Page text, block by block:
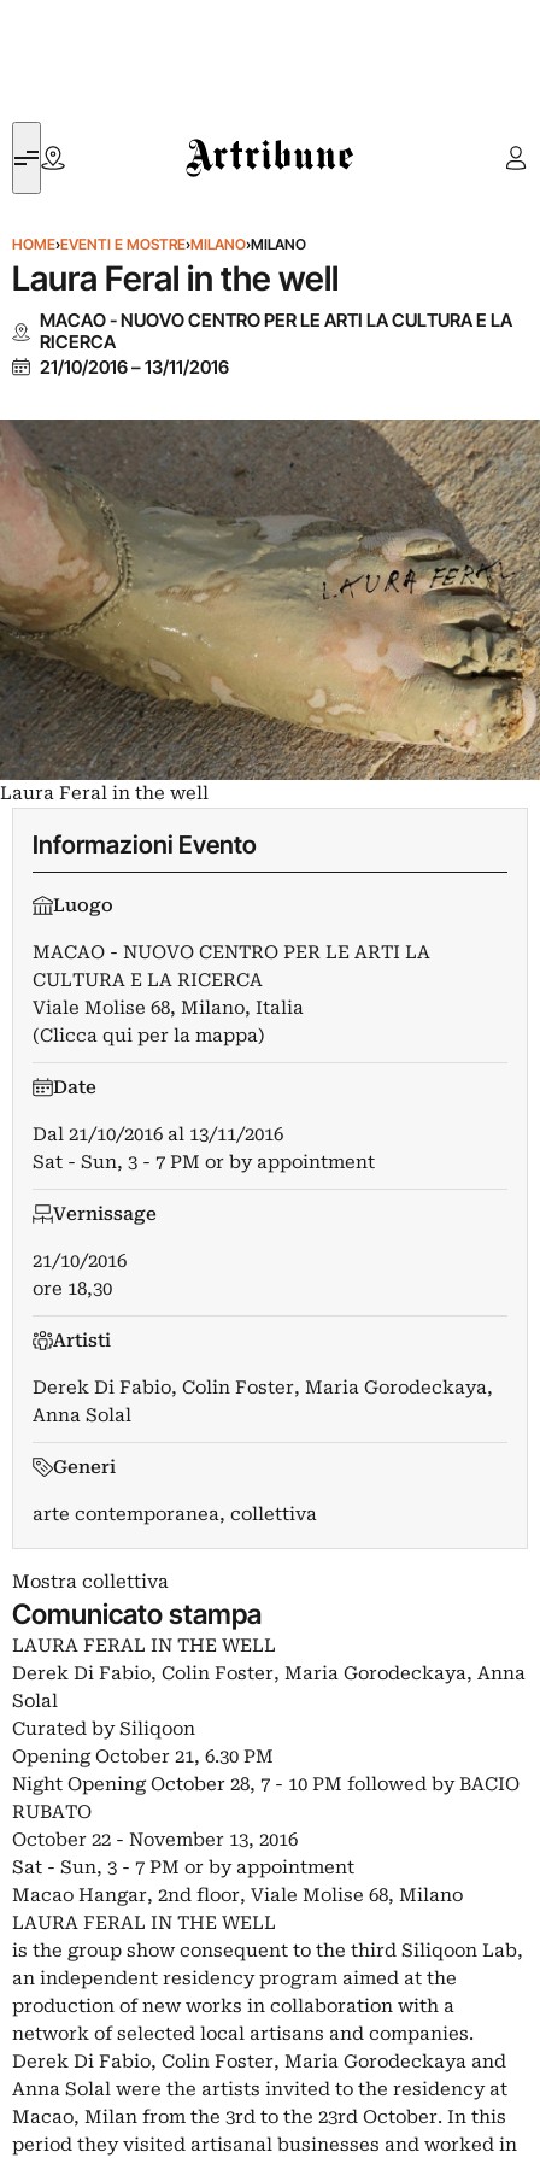
Artribune
HOME›EVENTI E MOSTRE›MILANO›MILANO
Laura Feral in the well
MACAO - NUOVO CENTRO PER LE ARTI LA CULTURA E LA
RICERCA
21/10/2016–13/11/2016
Laura Feral in the well
Informazioni Evento
Luogo
MACAO - NUOVO CENTRO PER LE ARTI LA
CULTURA E LA RICERCA
Viale Molise 68, Milano, Italia
(Clicca qui per la mappa)
Date
Dal 21/10/2016 al 13/11/2016
Sat - Sun, 3 - 7 PM or by appointment
Vernissage
21/10/2016
ore 18,30
Artisti
Derek Di Fabio, Colin Foster, Maria Gorodeckaya,
Anna Solal
Generi
arte contemporanea, collettiva
Mostra collettiva
Comunicato stampa
LAURA FERAL IN THE WELL
Derek Di Fabio, Colin Foster, Maria Gorodeckaya, Anna
Solal
Curated by Siliqoon
Opening October 21, 6.30 PM
Night Opening October 28, 7 - 10 PM followed by BACIO
RUBATO
October 22 - November 13, 2016
Sat - Sun, 3 - 7 PM or by appointment
Macao Hangar, 2nd floor, Viale Molise 68, Milano
LAURA FERAL IN THE WELL
is the group show consequent to the third Siliqoon Lab,
an independent residency program aimed at the
production of new works in collaboration with a
network of selected local artisans and companies.
Derek Di Fabio, Colin Foster, Maria Gorodeckaya and
Anna Solal were the artists invited to the residency at
Macao, Milan from the 3rd to the 23rd October. In this
period they visited artisanal businesses and worked in